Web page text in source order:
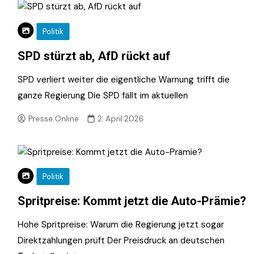
Politik
SPD stürzt ab, AfD rückt auf
SPD verliert weiter die eigentliche Warnung trifft die
ganze Regierung Die SPD fällt im aktuellen
Presse.Online 2. April 2026
Politik
Spritpreise: Kommt jetzt die Auto-Prämie?
Hohe Spritpreise: Warum die Regierung jetzt sogar
Direktzahlungen prüft Der Preisdruck an deutschen